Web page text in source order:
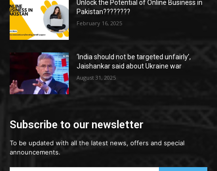
Unlock the Potential of Online Business in
Pakistan????????
February 16, 2025
‘India should not be targeted unfairly’,
Jaishankar said about Ukraine war
August 31, 2025
Subscribe to our newsletter
To be updated with all the latest news, offers and special
announcements.